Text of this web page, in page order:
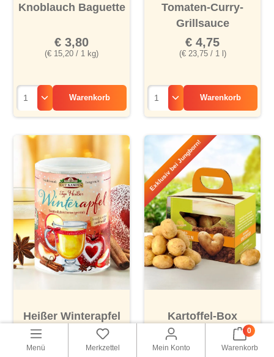
Knoblauch Baguette
(€ 15,20 / 1 kg)
€ 3,80
Warenkorb
Tomaten-Curry-
Grillsauce
(€ 23,75 / 1 l)
€ 4,75
Warenkorb
Heißer Winterapfel
€ 6,90
Exklusiv bei Jungborn!
Kartoffel-Box
„Annabelle“
€ 4,50
Menü Merkzettel Mein Konto
0
Warenkorb